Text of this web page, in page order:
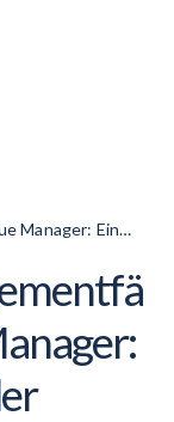
Manager: Ein